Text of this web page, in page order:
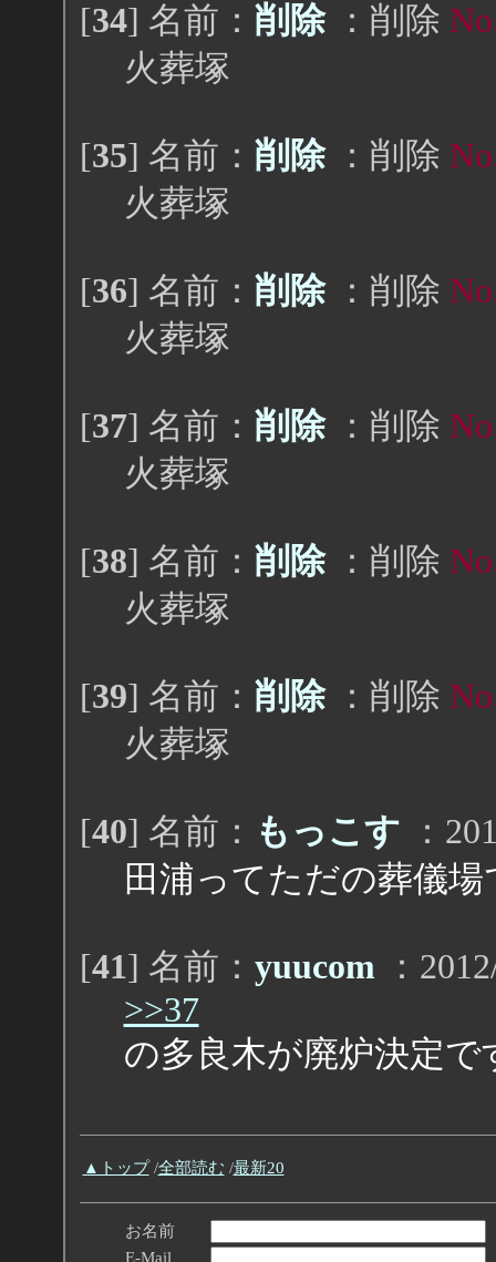
[34] 名前： 削除：削除
火葬塚
[35] 名前： 削除：削除
火葬塚
[36] 名前： 削除：削除
火葬塚
[37] 名前： 削除：削除
火葬塚
[38] 名前： 削除：削除
火葬塚
[39] 名前： 削除：削除
火葬塚
[40] 名前： もっこす ：
田浦ってただの葬儀
[41] 名前： yuucom ：
>>37
の多良木が廃炉決定で
▲トップ/全部読む /最新20
お名前
E-Mail